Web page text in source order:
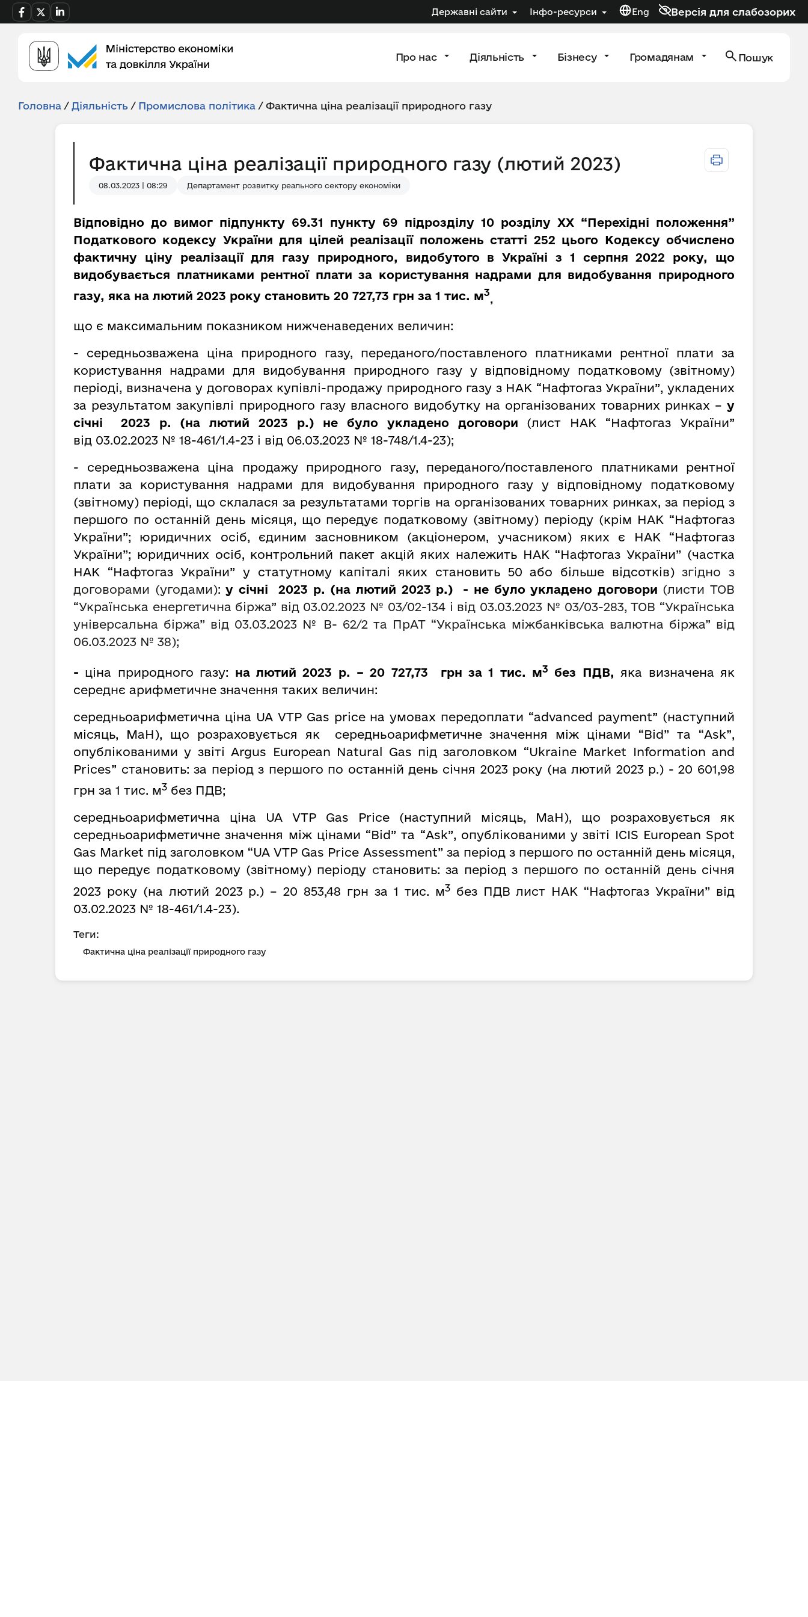
Державні сайти Інфо-ресурси Eng Версія для слабозорих
Про нас Діяльність Бізнесу Громадянам Пошук
Головна / Діяльність / Промислова політика / Фактична ціна реалізації природного газу
Фактична ціна реалізації природного газу (лютий 2023)
08.03.2023 | 08:29 Департамент розвитку реального сектору економіки
Відповідно до вимог підпункту 69.31 пункту 69 підрозділу 10 розділу XX “Перехідні положення”
Податкового кодексу України для цілей реалізації положень статті 252 цього Кодексу обчислено
фактичну ціну реалізації для газу природного, видобутого в Україні з 1 серпня 2022 року, що
видобувається платниками рентної плати за користування надрами для видобування природного
газу, яка на лютий 2023 року становить 20 727,73 грн за 1 тис. м3
,
що є максимальним показником нижченаведених величин:
- середньозважена ціна природного газу, переданого/поставленого платниками рентної плати за
користування надрами для видобування природного газу у відповідному податковому (звітному)
періоді, визначена у договорах купівлі-продажу природного газу з НАК “Нафтогаз України”, укладених
за результатом закупівлі природного газу власного видобутку на організованих товарних ринках – у
січні 2023 р. (на лютий 2023 р.) не було укладено договори (лист НАК “Нафтогаз України”
від 03.02.2023 № 18-461/1.4-23 і від 06.03.2023 № 18-748/1.4-23);
- середньозважена ціна продажу природного газу, переданого/поставленого платниками рентної
плати за користування надрами для видобування природного газу у відповідному податковому
(звітному) періоді, що склалася за результатами торгів на організованих товарних ринках, за період з
першого по останній день місяця, що передує податковому (звітному) періоду (крім НАК “Нафтогаз
України”; юридичних осіб, єдиним засновником (акціонером, учасником) яких є НАК “Нафтогаз
України”; юридичних осіб, контрольний пакет акцій яких належить НАК “Нафтогаз України” (частка
НАК “Нафтогаз України” у статутному капіталі яких становить 50 або більше відсотків)згідно з
договорами (угодами):у січні 2023 р. (на лютий 2023 р.) - не було укладено договори (листи ТОВ
“Українська енергетична біржа” від 03.02.2023 № 03/02-134 і від 03.03.2023 № 03/03-283, ТОВ “Українська
універсальна біржа” від 03.03.2023 № В- 62/2 та ПрАТ “Українська міжбанківська валютна біржа” від
06.03.2023 № 38);
- ціна природного газу: на лютий 2023 р. – 20 727,73 грн за 1 тис. м3 без ПДВ, яка визначена як
середнє арифметичне значення таких величин:
середньоарифметична ціна UA VTP Gas price на умовах передоплати “advanced payment” (наступний
місяць, MaH), що розраховується як cередньоарифметичне значення між цінами “Bid” та “Ask”,
опублікованими у звіті Argus European Natural Gas під заголовком “Ukraine Market Information and
Prices” становить: за період з першого по останній день січня 2023 року (на лютий 2023 р.) - 20 601,98
грн за 1 тис. м3 без ПДВ;
середньоарифметична ціна UA VTP Gas Price (наступний місяць, MaH), що розраховується як
середньоарифметичне значення між цінами “Bid” та “Ask”, опублікованими у звіті ICIS European Spot
Gas Market під заголовком “UA VTP Gas Price Assessment” за період з першого по останній день місяця,
що передує податковому (звітному) періоду становить: за період з першого по останній день січня
2023 року (на лютий 2023 р.) – 20 853,48 грн за 1 тис. м3без ПДВ лист НАК “Нафтогаз України” від
03.02.2023 № 18-461/1.4-23).
Теги:
Фактична ціна реалізації природного газу